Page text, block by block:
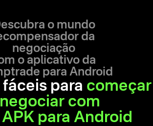
o mundo
da
negociação
o aplicativo da
para Android
para começar
com
para Android